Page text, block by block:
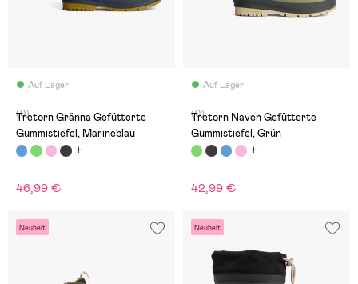
Auf Lager
(0)
Tretorn Gränna Gefütterte
Gummistiefel, Marineblau
46,99 €
Auf Lager
(0)
Tretorn Naven Gefütterte
Gummistiefel, Grün
42,99 €
Neuheit Neuheit